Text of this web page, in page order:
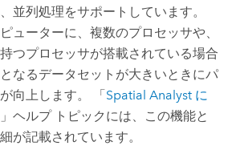
並列処理をサポートしています。
ューターに、複数のプロセッサや、
つプロセッサが搭載されている場合
なるデータセットが大きいときにパ
向上します。 「 Spatial Analyst に
」ヘルプ トピックには、この機能と
が記載されています。